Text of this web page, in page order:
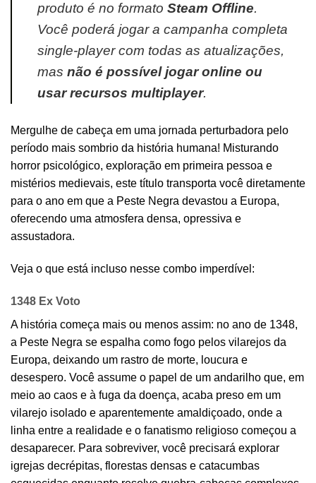
produto é no formato Steam Offline.
Você poderá jogar a campanha completa
single-player com todas as atualizações,
mas não é possível jogar online ou
usar recursos multiplayer.
Mergulhe de cabeça em uma jornada perturbadora pelo
período mais sombrio da história humana! Misturando
horror psicológico, exploração em primeira pessoa e
mistérios medievais, este título transporta você diretamente
para o ano em que a Peste Negra devastou a Europa,
oferecendo uma atmosfera densa, opressiva e
assustadora.
Veja o que está incluso nesse combo imperdível:
1348 Ex Voto
A história começa mais ou menos assim: no ano de 1348,
a Peste Negra se espalha como fogo pelos vilarejos da
Europa, deixando um rastro de morte, loucura e
desespero. Você assume o papel de um andarilho que, em
meio ao caos e à fuga da doença, acaba preso em um
vilarejo isolado e aparentemente amaldiçoado, onde a
linha entre a realidade e o fanatismo religioso começou a
desaparecer. Para sobreviver, você precisará explorar
igrejas decrépitas, florestas densas e catacumbas